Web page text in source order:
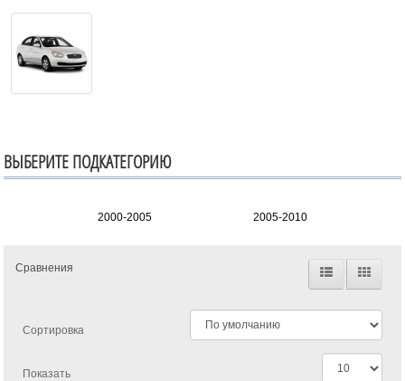
ВЫБЕРИТЕ ПОДКАТЕГОРИЮ
2000-2005 2005-2010
Сравнения
Сортировка
Показать